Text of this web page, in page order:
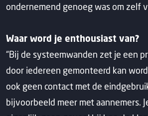
ondernemend genoeg was om zelf
Waar word je enthousiast van?
“Bij de systeemwanden zet je een
door iedereen gemonteerd kan
ook geen contact met de
bijvoorbeeld meer met aannemers.